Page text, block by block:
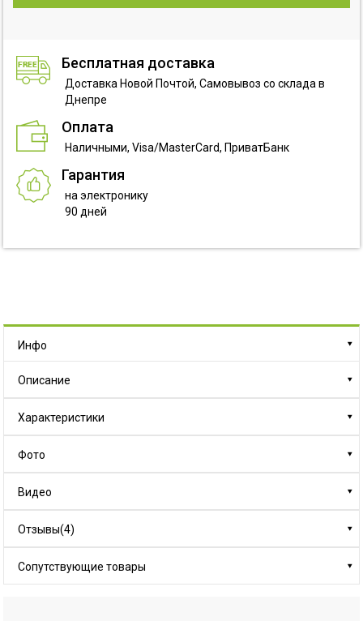
Бесплатная доставка
Доставка Новой Почтой, Самовывоз со склада в
Днепре
Оплата
Наличными, Visa/MasterCard, ПриватБанк
Гарантия
на электронику
90 дней
Инфо
Описание
Характеристики
Фото
Видео
Отзывы(4)
Сопутствующие товары